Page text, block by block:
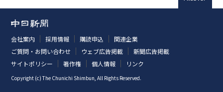
会社案内 採用情報 購読申込
関連企業
ご質問・お問い合わせ
ウェブ広告掲載
新聞広告掲載
サイトポリシー
著作権 個人情報 リンク
Copyright (c) The Chunichi Shimbun, All Rights Reserved.